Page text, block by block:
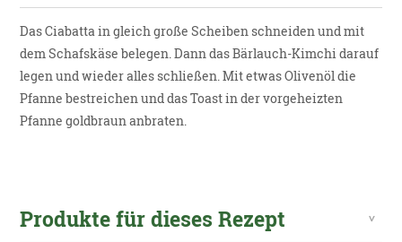
Das Ciabatta in gleich große Scheiben schneiden und mit
dem Schafskäse belegen. Dann das Bärlauch-Kimchi darauf
legen und wieder alles schließen. Mit etwas Olivenöl die
Pfanne bestreichen und das Toast in der vorgeheizten
Pfanne goldbraun anbraten.
Produkte für dieses Rezept